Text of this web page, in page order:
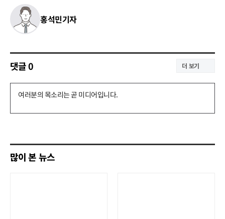
홍석민기자
댓글0 더 보기
댓
기
많이 본 뉴스